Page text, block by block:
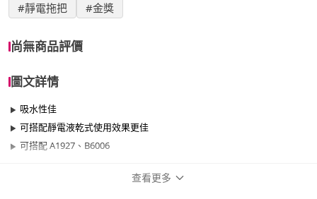
#靜電拖把 #金獎
尚無商品評價
圖文詳情
吸水性佳
可搭配靜電液乾式使用效果更佳
可搭配 A1927、B6006
查看更多